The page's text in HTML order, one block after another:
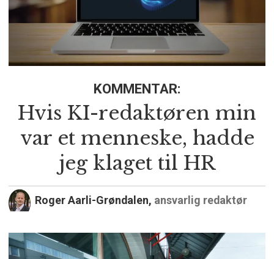
KOMMENTAR:
Hvis KI-redaktøren min
var et menneske, hadde
jeg klaget til HR
Roger Aarli-Grøndalen, ansvarlig redaktør